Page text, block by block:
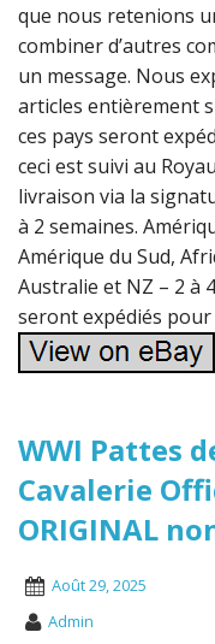
que nous retenions
combiner d’autres
un message. Nous
articles entièrement
ces pays seront
ceci est suivi au
livraison via la
à 2 semaines.
Amérique du Sud,
Australie et NZ – 2 à
seront expédiés
WWI Pattes
Cavalerie
ORIGINAL
Août 29, 2025
Admin